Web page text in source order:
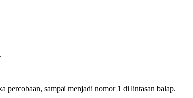
percobaan, sampai menjadi nomor 1 di lintasan balap.